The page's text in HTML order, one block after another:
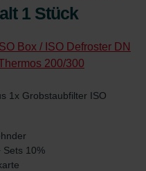
1 Stück
ISO Box / ISO Defroster DN
200/300
1x Grobstaubfilter ISO
Sets 10%